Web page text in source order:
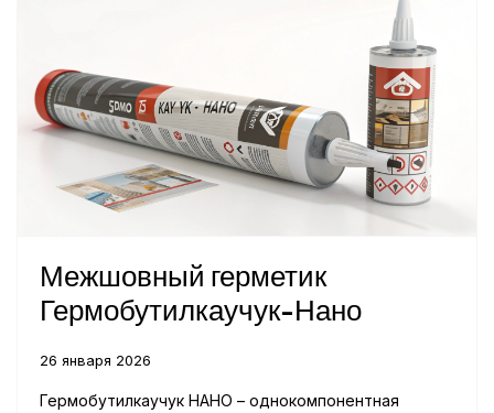
Межшовный герметик
Гермобутилкаучук-Нано
26 января 2026
Гермобутилкаучук НАНО – однокомпонентная